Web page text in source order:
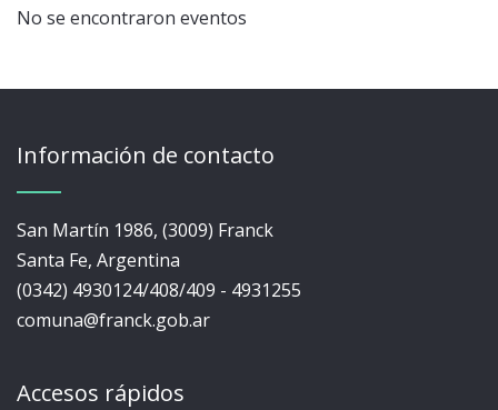
No se encontraron eventos
Información de contacto
San Martín 1986, (3009) Franck
Santa Fe, Argentina
(0342) 4930124/408/409 - 4931255
comuna@franck.gob.ar
Accesos rápidos